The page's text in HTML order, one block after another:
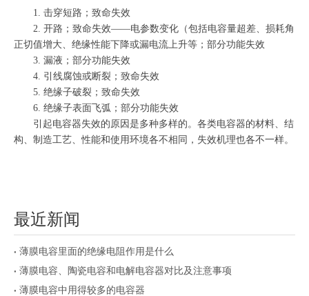
["wechat","weibo","qzone","douban","email"]
1. 击穿短路；致命失效
2. 开路；致命失效――电参数变化（包括电容量超差、损耗角
正切值增大、绝缘性能下降或漏电流上升等；部分功能失效
3. 漏液；部分功能失效
4. 引线腐蚀或断裂；致命失效
5. 绝缘子破裂；致命失效
6. 绝缘子表面飞弧；部分功能失效
引起电容器失效的原因是多种多样的。各类电容器的材料、结
构、制造工艺、性能和使用环境各不相同，失效机理也各不一样。
最近新闻
薄膜电容里面的绝缘电阻作用是什么
薄膜电容、陶瓷电容和电解电容器对比及注意事项
薄膜电容中用得较多的电容器